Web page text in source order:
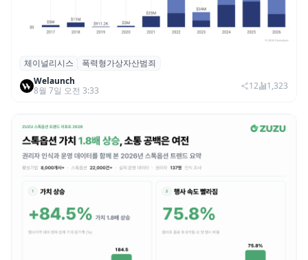
체이널리시스 “가상자산 보유자 대상 폭력
범죄 증가…상반기 탈취액 3000만 달러 돌파
체이널리시스
폭력형가상자산범죄
Welaunch
8월 7일 오전 3:33
12 1,323